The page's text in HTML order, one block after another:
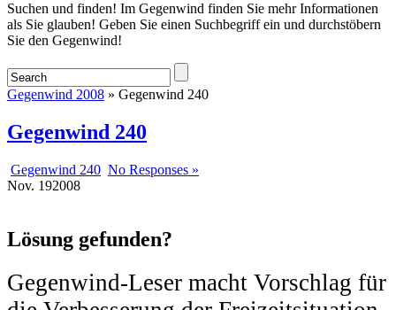
Startseite
Suchen und finden! Im Gegenwind finden Sie mehr Informationen
als Sie glauben! Geben Sie einen Suchbegriff ein und durchstöbern
Sie den Gegenwind!
Gegenwind 2008 » Gegenwind 240
Gegenwind 240
Gegenwind 240 No Responses »
Nov. 192008
Lösung gefunden?
Gegenwind-Leser macht Vorschlag für